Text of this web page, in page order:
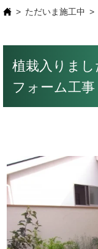
ただいま施工中
植栽入りま
フォーム工事